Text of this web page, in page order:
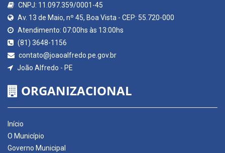
CNPJ: 11.097.359/0001-45
Av. 13 de Maio, nº 45, Boa Vista - CEP: 55.720-000
Atendimento: 07:00hs às 13:00hs
(81) 3648-1156
contato@joaoalfredo.pe.gov.br
João Alfredo - PE
ORGANIZACIONAL
Início
O Município
Governo Municipal